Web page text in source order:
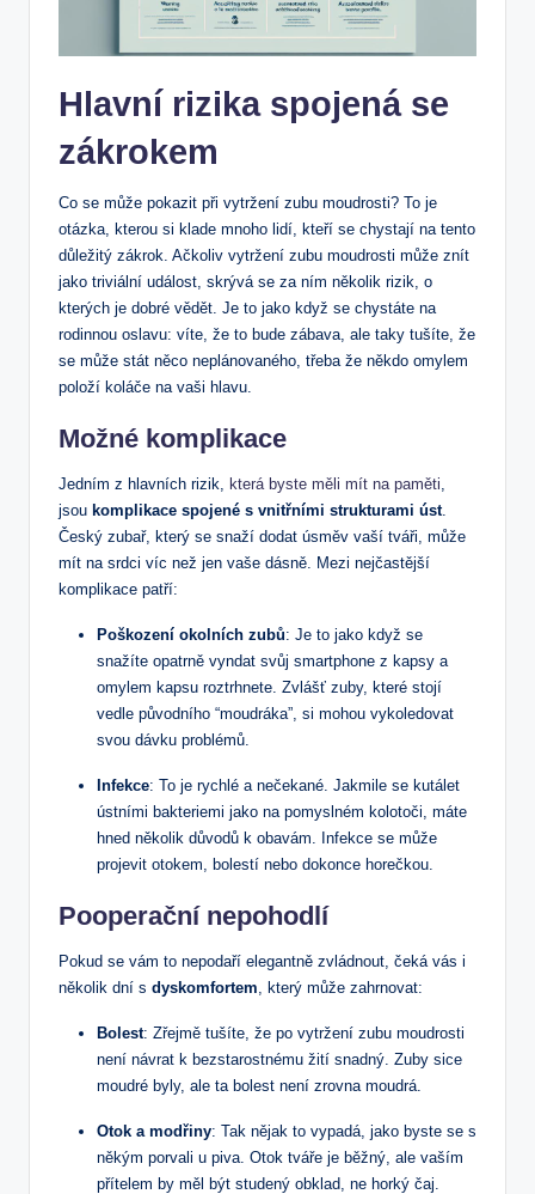
Hlavní rizika spojená se
zákrokem
Co se ⁢může pokazit při ⁢vytržení zubu moudrosti? To ⁤je
otázka, kterou si klade mnoho lidí, kteří se chystají na tento
důležitý zákrok. Ačkoliv vytržení zubu moudrosti může znít
jako⁣ triviální událost, ⁤skrývá se za ​ním několik rizik, o
kterých je dobré vědět. Je to⁢ jako⁤ když se chystáte⁣ na
rodinnou oslavu: víte, že to bude zábava, ale taky tušíte, že⁤
se může stát něco neplánovaného, třeba že někdo omylem
položí koláče na ‍vaši hlavu.
Možné‌ komplikace
Jedním z⁤ hlavních rizik, která byste měli mít na paměti
jsou komplikace spojené s vnitřními strukturami úst.
Český zubař, který se snaží dodat úsměv vaší tváři,‌ může​
mít na srdci víc než jen vaše dásně. Mezi nejčastější
komplikace patří:
Poškození okolních zubů: Je to jako když se
snažíte opatrně vyndat svůj smartphone z kapsy a
omylem kapsu ‌roztrhnete. Zvlášť zuby, které stojí
vedle původního “moudráka”, si mohou vykoledovat
svou ‌dávku problémů.
Infekce: To je rychlé a nečekané. Jakmile se kutálet
ústními bakteriemi jako na pomyslném kolotoči, máte
hned několik důvodů k obavám. Infekce se může⁢
projevit otokem, bolestí nebo dokonce horečkou.
Pooperační⁣ nepohodlí
Pokud se vám to nepodaří elegantně zvládnout, čeká vás i
několik dní s dyskomfortem , který může‌ zahrnovat:
Bolest: Zřejmě tušíte, že po vytržení‍ zubu moudrosti
není návrat k bezstarostnému žití snadný. Zuby sice‌
moudré ⁤byly, ale ta bolest není zrovna moudrá.
Otok a modřiny: Tak nějak to⁢ vypadá, jako byste se⁣ s
někým porvali u piva. Otok tváře je běžný, ale vaším
přítelem by měl být studený obklad, ne horký čaj.